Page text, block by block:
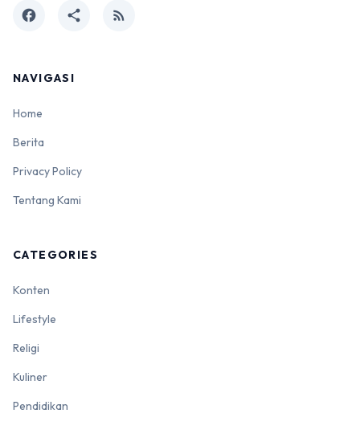
facebook share rss_feed
NAVIGASI
Home
Berita
Privacy Policy
Tentang Kami
CATEGORIES
Konten
Lifestyle
Religi
Kuliner
Pendidikan